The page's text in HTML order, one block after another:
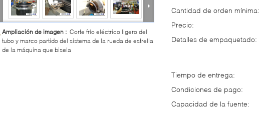
Ampliación de imagen : Corte frío eléctrico ligero del
tubo y marco partido del sistema de la rueda de estrella
de la máquina que bisela
Cantidad de orden mínima:
Precio:
Detalles de empaquetado:
Tiempo de entrega:
Condiciones de pago:
Capacidad de la fuente: